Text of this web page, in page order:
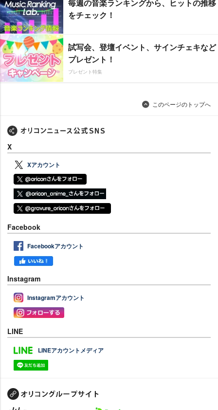
毎週の音楽ランキングから、ヒットの推移
をチェック！
試写会、登壇イベント、サインチェキなど
プレゼント！
プレゼント特集
このページのトップへ
X
Xアカウント
Facebook
Facebookアカウント
Instagram
Instagramアカウント
LINE
LINEアカウントメディア